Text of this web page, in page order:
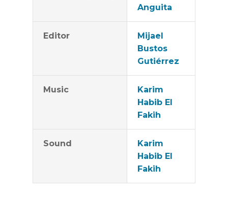
Anguita
Editor
Mijael
Bustos
Gutiérrez
Music
Karim
Habib El
Fakih
Sound
Karim
Habib El
Fakih